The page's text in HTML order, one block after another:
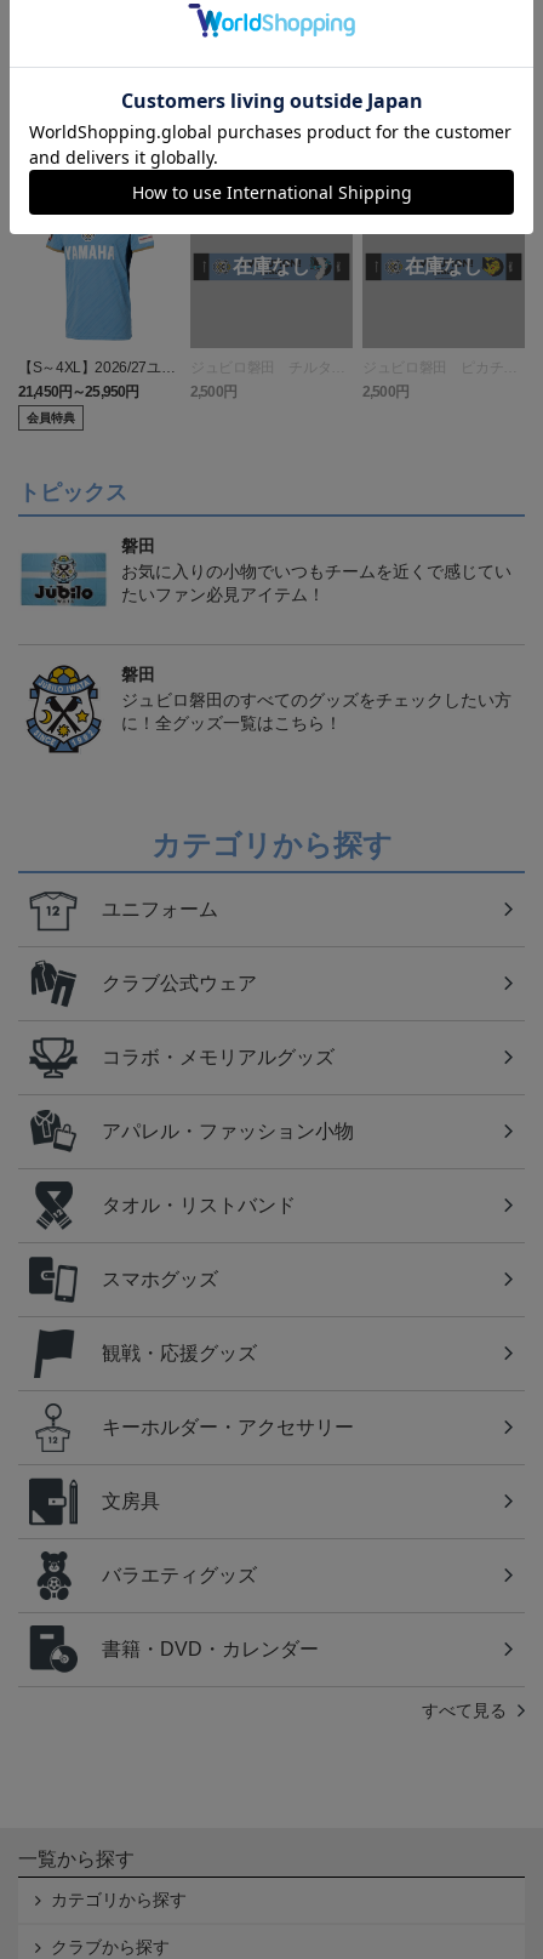
【S～4XL】2026/27ユニ
フォーム オーセンティッ
クモデル:FP1st
21,450円～25,950円
会員特典
ジュビロ磐田 チルタリ
ス タオルマフラー
2,500円
ジュビロ磐田 ピカチュ
ウ タオルマフラー
2,500円
トピックス
磐田
お気に入りの小物でいつもチームを近くで感じてい
たいファン必見アイテム！
磐田
ジュビロ磐田のすべてのグッズをチェックしたい方
に！全グッズ一覧はこちら！
カテゴリから探す
ユニフォーム
クラブ公式ウェア
コラボ・メモリアルグッズ
アパレル・ファッション小物
タオル・リストバンド
スマホグッズ
観戦・応援グッズ
キーホルダー・アクセサリー
文房具
バラエティグッズ
書籍・DVD・カレンダー
すべて見る
一覧から探す
カテゴリから探す
クラブから探す